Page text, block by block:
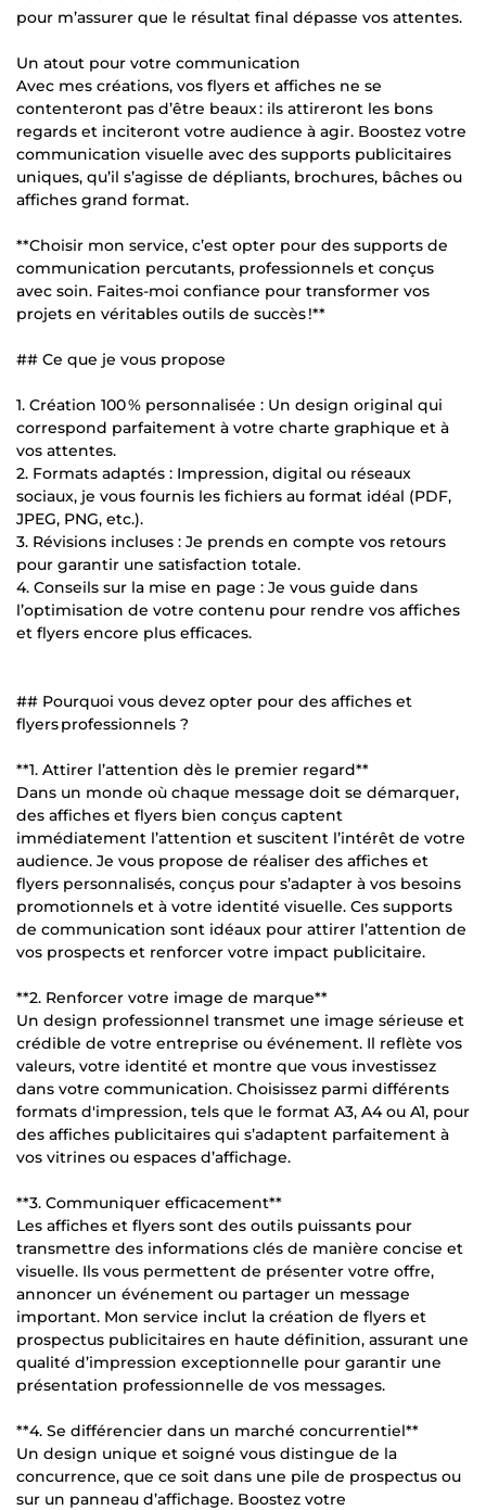
pour m’assurer que le résultat final dépasse vos attentes.
Un atout pour votre communication
Avec mes créations, vos flyers et affiches ne se
contenteront pas d’être beaux : ils attireront les bons
regards et inciteront votre audience à agir. Boostez votre
communication visuelle avec des supports publicitaires
uniques, qu’il s’agisse de dépliants, brochures, bâches ou
affiches grand format.
**Choisir mon service, c’est opter pour des supports de
communication percutants, professionnels et conçus
avec soin. Faites-moi confiance pour transformer vos
projets en véritables outils de succès !**
## Ce que je vous propose
1. Création 100 % personnalisée : Un design original qui
correspond parfaitement à votre charte graphique et à
vos attentes.
2. Formats adaptés : Impression, digital ou réseaux
sociaux, je vous fournis les fichiers au format idéal (PDF,
JPEG, PNG, etc.).
3. Révisions incluses : Je prends en compte vos retours
pour garantir une satisfaction totale.
4. Conseils sur la mise en page : Je vous guide dans
l’optimisation de votre contenu pour rendre vos affiches
et flyers encore plus efficaces.
## Pourquoi vous devez opter pour des affiches et
flyers professionnels ?
**1. Attirer l’attention dès le premier regard**
Dans un monde où chaque message doit se démarquer,
des affiches et flyers bien conçus captent
immédiatement l’attention et suscitent l’intérêt de votre
audience. Je vous propose de réaliser des affiches et
flyers personnalisés, conçus pour s’adapter à vos besoins
promotionnels et à votre identité visuelle. Ces supports
de communication sont idéaux pour attirer l’attention de
vos prospects et renforcer votre impact publicitaire.
**2. Renforcer votre image de marque**
Un design professionnel transmet une image sérieuse et
crédible de votre entreprise ou événement. Il reflète vos
valeurs, votre identité et montre que vous investissez
dans votre communication. Choisissez parmi différents
formats d'impression, tels que le format A3, A4 ou A1, pour
des affiches publicitaires qui s’adaptent parfaitement à
vos vitrines ou espaces d’affichage.
**3. Communiquer efficacement**
Les affiches et flyers sont des outils puissants pour
transmettre des informations clés de manière concise et
visuelle. Ils vous permettent de présenter votre offre,
annoncer un événement ou partager un message
important. Mon service inclut la création de flyers et
prospectus publicitaires en haute définition, assurant une
qualité d’impression exceptionnelle pour garantir une
présentation professionnelle de vos messages.
**4. Se différencier dans un marché concurrentiel**
Un design unique et soigné vous distingue de la
concurrence, que ce soit dans une pile de prospectus ou
sur un panneau d’affichage. Boostez votre